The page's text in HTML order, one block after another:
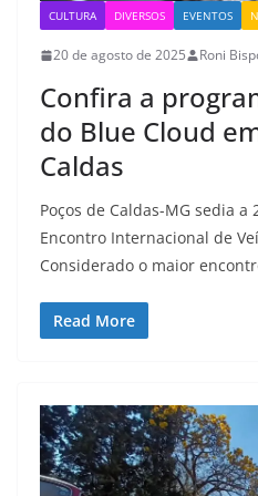
CULTURA DIVERSOS EVENTOS
20 de agosto de 2025 Roni
Confira a
do Blue Cloud
Caldas
Poços de Caldas-MG sedia a
Encontro Internacional de
Considerado o maior
Read More